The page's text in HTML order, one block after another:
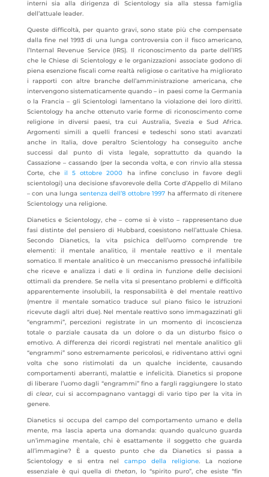
interni sia alla dirigenza di Scientology sia alla stessa famiglia
dell’attuale leader.
Queste difficoltà, per quanto gravi, sono state più che compensate
dalla fine nel 1993 di una lunga controversia con il fisco americano,
l’Internal Revenue Service (IRS). Il riconoscimento da parte dell’IRS
che le Chiese di Scientology e le organizzazioni associate godono di
piena esenzione fiscali come realtà religiose o caritative ha migliorato
i rapporti con altre branche dell’amministrazione americana, che
intervengono sistematicamente quando – in paesi come la Germania
o la Francia – gli Scientologi lamentano la violazione dei loro diritti.
Scientology ha anche ottenuto varie forme di riconoscimento come
religione in diversi paesi, tra cui Australia, Svezia e Sud Africa.
Argomenti simili a quelli francesi e tedeschi sono stati avanzati
anche in Italia, dove peraltro Scientology ha conseguito anche
successi dal punto di vista legale, soprattutto da quando la
Cassazione – cassando (per la seconda volta, e con rinvio alla stessa
Corte, che il 5 ottobre 2000 ha infine concluso in favore degli
scientologi) una decisione sfavorevole della Corte d’Appello di Milano
– con una lunga sentenza dell’8 ottobre 1997 ha affermato di ritenere
Scientology una religione.
Dianetics e Scientology, che – come si è visto – rappresentano due
fasi distinte del pensiero di Hubbard, coesistono nell’attuale Chiesa.
Secondo Dianetics, la vita psichica dell’uomo comprende tre
elementi: il mentale analitico, il mentale reattivo e il mentale
somatico. Il mentale analitico è un meccanismo pressoché infallibile
che riceve e analizza i dati e li ordina in funzione delle decisioni
ottimali da prendere. Se nella vita si presentano problemi e difficoltà
apparentemente insolubili, la responsabilità è del mentale reattivo
(mentre il mentale somatico traduce sul piano fisico le istruzioni
ricevute dagli altri due). Nel mentale reattivo sono immagazzinati gli
“engrammi”, percezioni registrate in un momento di incoscienza
totale o parziale causata da un dolore o da un disturbo fisico o
emotivo. A differenza dei ricordi registrati nel mentale analitico gli
“engrammi” sono estremamente pericolosi, e ridiventano attivi ogni
volta che sono ristimolati da un qualche incidente, causando
comportamenti aberranti, malattie e infelicità. Dianetics si propone
di liberare l’uomo dagli “engrammi” fino a fargli raggiungere lo stato
di clear, cui si accompagnano vantaggi di vario tipo per la vita in
genere.
Dianetics si occupa del campo del comportamento umano e della
mente, ma lascia aperta una domanda: quando qualcuno guarda
un’immagine mentale, chi è esattamente il soggetto che guarda
all’immagine? È a questo punto che da Dianetics si passa a
Scientology e si entra nelcampo della religione. La nozione
essenziale è qui quella dithetan, lo “spirito puro”, che esiste “fin